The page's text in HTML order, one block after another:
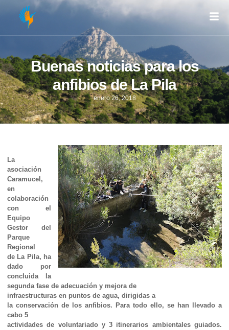
Buenas noticias para los
anfibios de La Pila
enero 26, 2018
La
asociación
Caramucel,
en
colaboración
con el
Equipo
Gestor del
Parque
Regional
de La Pila, ha
dado por
concluida la
segunda fase de adecuación y mejora de
infraestructuras en puntos de agua, dirigidas a
la conservación de los anfibios. Para todo ello, se han llevado a
cabo 5
actividades de voluntariado y 3 itinerarios ambientales guiados.